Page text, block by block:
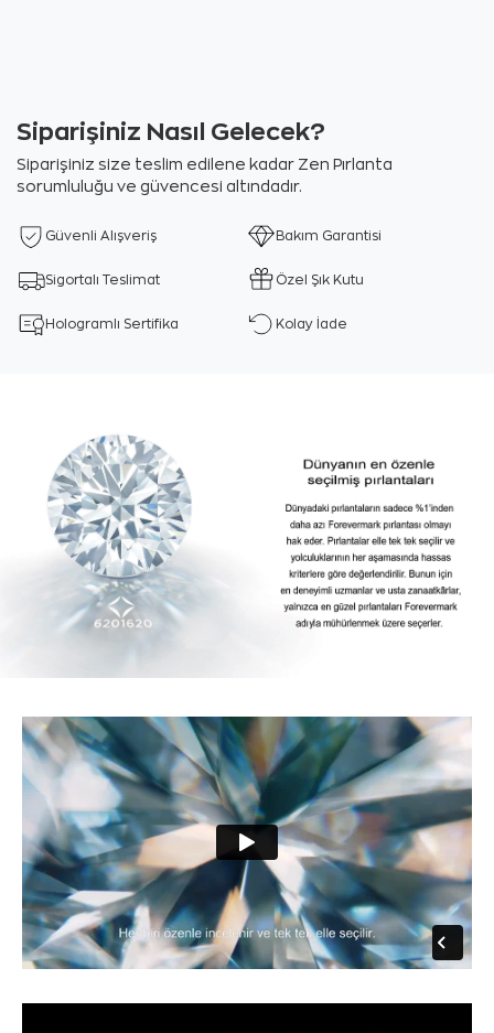
Siparişiniz Nasıl Gelecek?
Siparişiniz size teslim edilene kadar Zen Pırlanta
sorumluluğu ve güvencesi altındadır.
Güvenli Alışveriş Bakım Garantisi
Sigortalı Teslimat Özel Şık Kutu
Hologramlı Sertifika Kolay İade